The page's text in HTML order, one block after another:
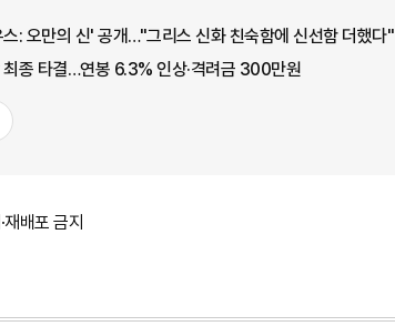
: 오만의 신' 공개…"그리스 신화 친숙함에 신선함 더했다"
최종 타결…연봉 6.3% 인상·격려금 300만원
배포 금지